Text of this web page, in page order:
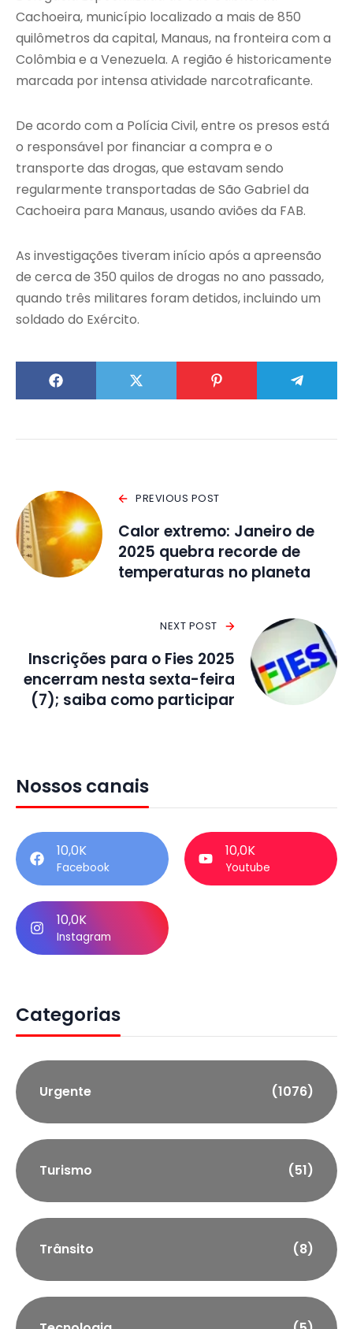
Cachoeira, município localizado a mais de 850
quilômetros da capital, Manaus, na fronteira com a
Colômbia e a Venezuela. A região é historicamente
marcada por intensa atividade narcotraficante.
De acordo com a Polícia Civil, entre os presos está
o responsável por financiar a compra e o
transporte das drogas, que estavam sendo
regularmente transportadas de São Gabriel da
Cachoeira para Manaus, usando aviões da FAB.
As investigações tiveram início após a apreensão
de cerca de 350 quilos de drogas no ano passado,
quando três militares foram detidos, incluindo um
soldado do Exército.
PREVIOUS POST
Calor extremo: Janeiro de
2025 quebra recorde de
temperaturas no planeta
NEXT POST
Inscrições para o Fies 2025
encerram nesta sexta-feira
(7); saiba como participar
Nossos canais
10,0K
Facebook
10,0K
Youtube
10,0K
Instagram
Categorias
Urgente (1076)
Turismo (51)
Trânsito (8)